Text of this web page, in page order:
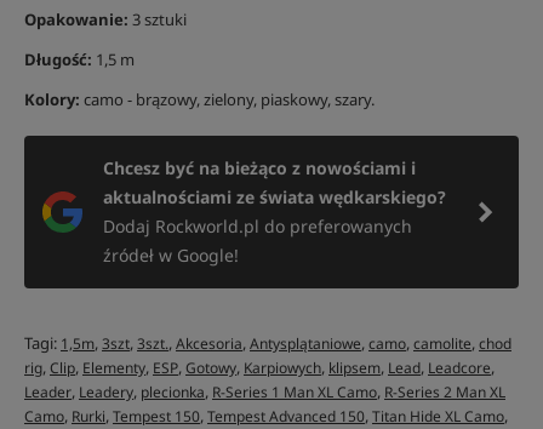
Opakowanie: 3 sztuki
Długość: 1,5 m
Kolory: camo - brązowy, zielony, piaskowy, szary.
Chcesz być na bieżąco z nowościami i
aktualnościami ze świata wędkarskiego?
Dodaj Rockworld.pl do preferowanych
źródeł w Google!
Tagi: 1,5m,3szt,3szt.,Akcesoria,Antysplątaniowe,camo,camolite,chod
rig,Clip, Elementy, ESP,Gotowy, Karpiowych, klipsem, Lead, Leadcore,
Leader, Leadery, plecionka, R-Series 1 Man XL Camo, R-Series 2 Man XL
Camo, Rurki,Tempest 150,Tempest Advanced 150,Titan Hide XL Camo,